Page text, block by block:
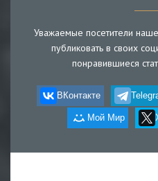
Уважаемые посетители
публиковать в своих
понравившиеся
ВКонтакте
Мой Мир